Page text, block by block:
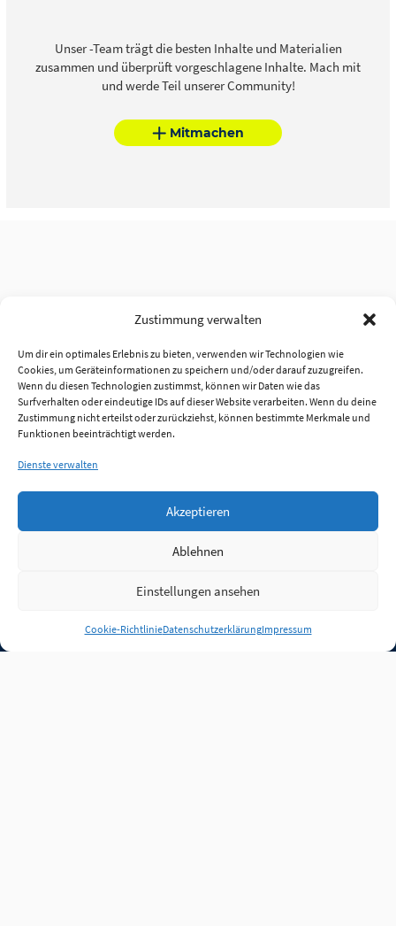
Zustimmung verwalten
Um dir ein optimales Erlebnis zu bieten, verwenden wir Technologien wie
Cookies, um Geräteinformationen zu speichern und/oder darauf zuzugreifen.
Wenn du diesen Technologien zustimmst, können wir Daten wie das
Surfverhalten oder eindeutige IDs auf dieser Website verarbeiten. Wenn du deine
Zustimmung nicht erteilst oder zurückziehst, können bestimmte Merkmale und
Funktionen beeinträchtigt werden.
Dienste verwalten
Akzeptieren
Ablehnen
Einstellungen ansehen
Cookie-RichtlinieDatenschutzerklärungImpressum
Unser -Team trägt die besten Inhalte und Materialien
zusammen und überprüft vorgeschlagene Inhalte. Mach mit
und werde Teil unserer Community!
Mitmachen
Anmelden
Jobs Partner FAQ Quellen